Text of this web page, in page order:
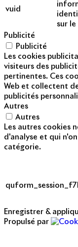
vuid
sur le
Publicité
Publicité
Les cookies
visiteurs des
pertinentes. Ces
Web et collectent
publicités
Autres
Autres
Les autres cookies
d'analyse et qui
catégorie.
Enregistrer &
Propulsé par